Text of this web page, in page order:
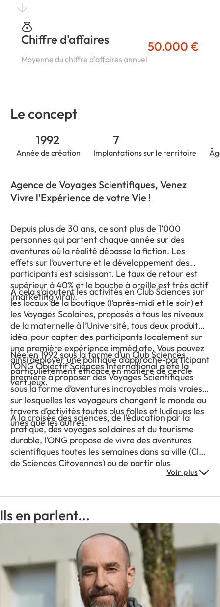
Chiffre d'affaires
Moyenne du chiffre d'affaires annuel
50.000 €
Le concept
Année de création
1992
Implantations sur le territoire
7
Agence de Voyages Scientifiques, Venez
Vivre l'Expérience de votre Vie !
Depuis plus de 30 ans, ce sont plus de 1’000
personnes qui partent chaque année sur des
aventures où la réalité dépasse la fiction. Les
effets sur l’ouverture et le développement des
participants est saisissant. Le taux de retour est
supérieur à 40% et le bouche à oreille est très actif
(marketing viral).
A cela s’ajoutent les activités en Club Sciences sur
les locaux de la boutique (l’après-midi et le soir) et
les Voyages Scolaires, proposés à tous les niveaux
de la maternelle à l’Université, tous deux produit
idéal pour capter des participants localement sur
une première expérience immédiate. Vous pouvez
ainsi déployer une politique d’approche-participant
particulièrement efficace en matière de cercle
vertueux.
Née en 1992 sous la forme d’un Club Sciences,
l’ONG Objectif Sciences International a été la
première à proposer des Voyages Scientifiques
sous la forme d’aventures incroyables mais vraies,
sur lesquelles les voyageurs changent le monde au
travers d’activités toutes plus folles et ludiques les
unes que les autres.
A la croisée des sciences, de l’éducation par la
pratique, des voyages solidaires et du tourisme
durable, l’ONG propose de vivre des aventures
scientifiques toutes les semaines dans sa ville (Club
de Sciences Citoyennes) ou de partir plus
longtemps et plus loin, sur des expériences vécues
naturelle du coin, à l’Expédition scientifique
accessible à tous sur des durées pouvant allant
d’une semaine à 4 semaines (
en passant par de nombreux autres
formats possibles.
Voir plus
Ils en parlent...